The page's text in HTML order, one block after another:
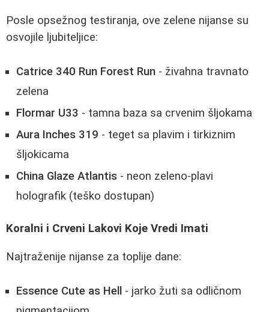
Posle opsežnog testiranja, ove zelene nijanse su
osvojile ljubiteljice:
Catrice 340 Run Forest Run - živahna travnato
zelena
Flormar U33 - tamna baza sa crvenim šljokama
Aura Inches 319 - teget sa plavim i tirkiznim
šljokicama
China Glaze Atlantis - neon zeleno-plavi
holografik (teško dostupan)
Koralni i Crveni Lakovi Koje Vredi Imati
Najtraženije nijanse za toplije dane:
Essence Cute as Hell - jarko žuti sa odličnom